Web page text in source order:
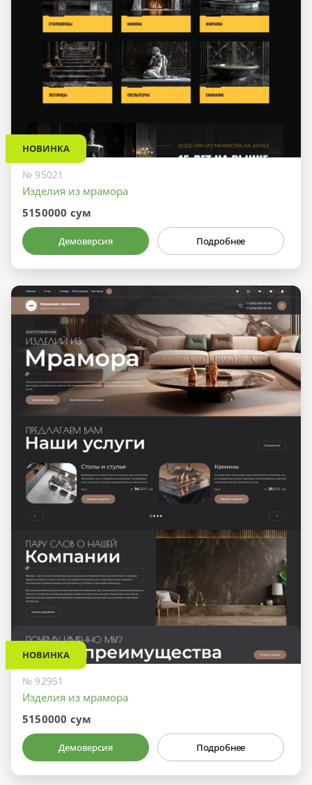
НОВИНКА
№ 95021
Изделия из мрамора
5150000 сум
Демоверсия Подробнее
НОВИНКА
№ 92951
Изделия из мрамора
5150000 сум
Демоверсия Подробнее